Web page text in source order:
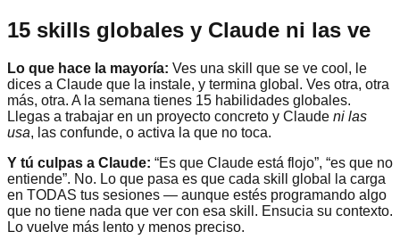
15 skills globales y Claude ni las ve
Lo que hace la mayoría: Ves una skill que se ve cool, le
dices a Claude que la instale, y termina global. Ves otra, otra
más, otra. A la semana tienes 15 habilidades globales.
Llegas a trabajar en un proyecto concreto y Claude ni las
usa, las confunde, o activa la que no toca.
Y tú culpas a Claude: “Es que Claude está flojo”, “es que no
entiende”. No. Lo que pasa es que cada skill global la carga
en TODAS tus sesiones — aunque estés programando algo
que no tiene nada que ver con esa skill. Ensucia su contexto.
Lo vuelve más lento y menos preciso.